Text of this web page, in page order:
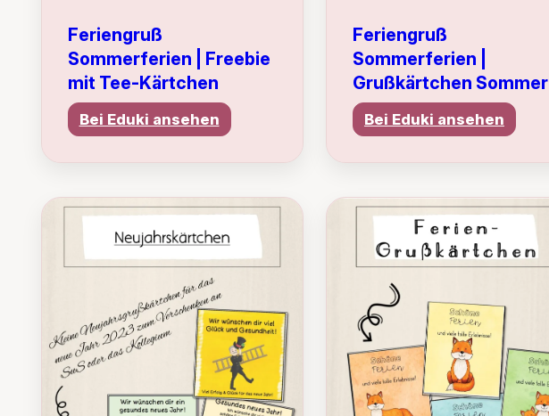
Feriengruß
Sommerferien | Freebie
mit Tee-Kärtchen
Bei Eduki ansehen
Feriengruß
Sommerferien |
Grußkärtchen Sommer
Bei Eduki ansehen